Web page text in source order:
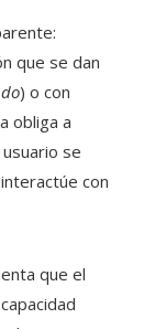
que se dan
) o con
obliga a
se
con
que el